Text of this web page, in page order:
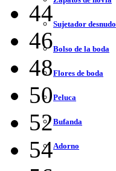
Sujetador desnudo
Bolso de la boda
Flores de boda
Peluca
Bufanda
Adorno
44
46
48
50
52
54